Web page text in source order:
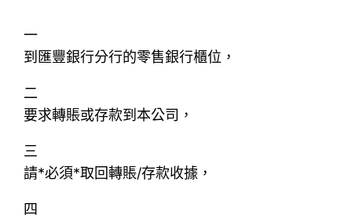
一
到匯豐銀行分行的零售銀行櫃位，
二
要求轉賬或存款到本公司，
三
請*必須*取回轉賬/存款收據，
四